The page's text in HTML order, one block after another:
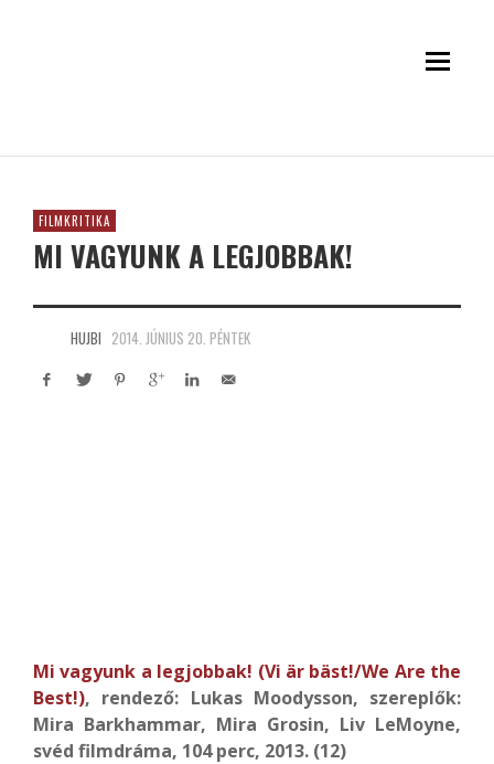
FILMKRITIKA
MI VAGYUNK A LEGJOBBAK!
HUJBI 2014. JÚNIUS 20. PÉNTEK
Mi vagyunk a legjobbak! (Vi är bäst!/We Are the
Best!), rendező: Lukas Moodysson, szereplők:
Mira Barkhammar, Mira Grosin, Liv LeMoyne,
svéd filmdráma, 104 perc, 2013. (12)